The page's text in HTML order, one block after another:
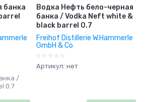
банка
/
0.7
Водка Нефть бело-черная
банка / Vodka Neft white &
black barrel 0.7
Freihof Distillerie W.Hammerle
GmbH & Co
Артикул: нет